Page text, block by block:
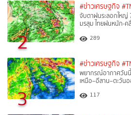
2
#ข่าวเศรษฐกิจ
จับตาฝนระลอกให
มรสุม ไทยฝนหนัก-ค
289
3
#ข่าวเศรษฐกิจ
พยากรณ์อากาศวันนี้
เหนือ–อีสาน–ตะวัน
117